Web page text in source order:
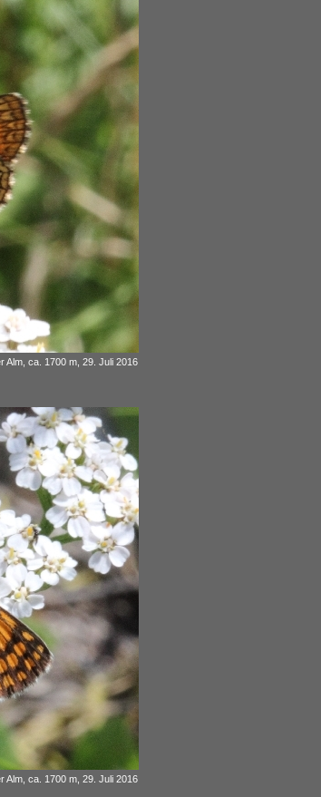
Alm, ca. 1700 m, 29. Juli 2016
Alm, ca. 1700 m, 29. Juli 2016